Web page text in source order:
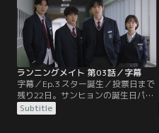
にとって、それは名誉挽回のチャン
ス。さらに、校内一のセレブ、クァ
ク・サンヒョンからも副会長候補と
して出馬を打診され、運命の歯車が
動き始める。
ランニングメイト 第03話／字幕
字幕／Ep.3 スター誕生／投票日まで
残り22日。サンヒョンの誕生日パー
ティーに出席したセフンは、思いが
けない出来事に遭遇する。一方、ウ
Subtitle